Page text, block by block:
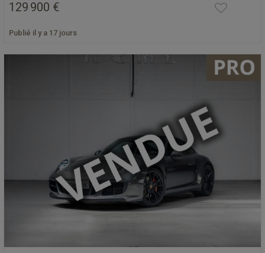
129 900 €
Publié il y a 17 jours